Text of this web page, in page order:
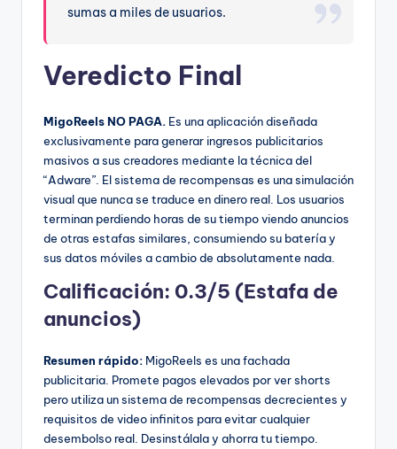
sumas a miles de usuarios.
Veredicto Final
MigoReels NO PAGA. Es una aplicación diseñada
exclusivamente para generar ingresos publicitarios
masivos a sus creadores mediante la técnica del
“Adware”. El sistema de recompensas es una simulación
visual que nunca se traduce en dinero real. Los usuarios
terminan perdiendo horas de su tiempo viendo anuncios
de otras estafas similares, consumiendo su batería y
sus datos móviles a cambio de absolutamente nada.
Calificación: 0.3/5 (Estafa de
anuncios)
Resumen rápido: MigoReels es una fachada
publicitaria. Promete pagos elevados por ver shorts
pero utiliza un sistema de recompensas decrecientes y
requisitos de video infinitos para evitar cualquier
desembolso real. Desinstálala y ahorra tu tiempo.